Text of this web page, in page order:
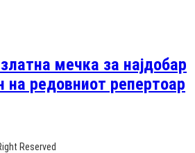
мечка за најдобар
редовниот репертоар
Reserved